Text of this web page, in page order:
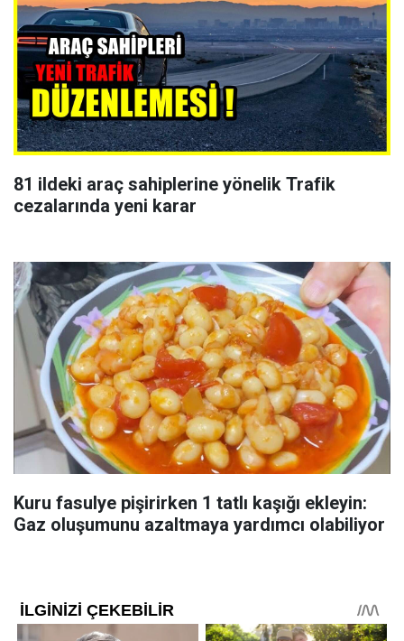
81 ildeki araç sahiplerine yönelik Trafik
cezalarında yeni karar
Kuru fasulye pişirirken 1 tatlı kaşığı ekleyin:
Gaz oluşumunu azaltmaya yardımcı olabiliyor